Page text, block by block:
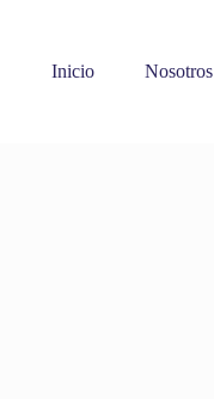
Inicio
Nosotros